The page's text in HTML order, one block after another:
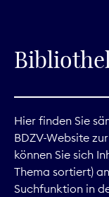
Service
Hier finden Sie
BDZV-Website
können Sie sich
Thema sortiert)
Suchfunktion in